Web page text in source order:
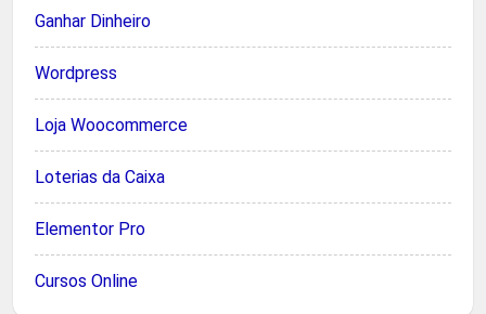
Ganhar Dinheiro
Wordpress
Loja Woocommerce
Loterias da Caixa
Elementor Pro
Cursos Online